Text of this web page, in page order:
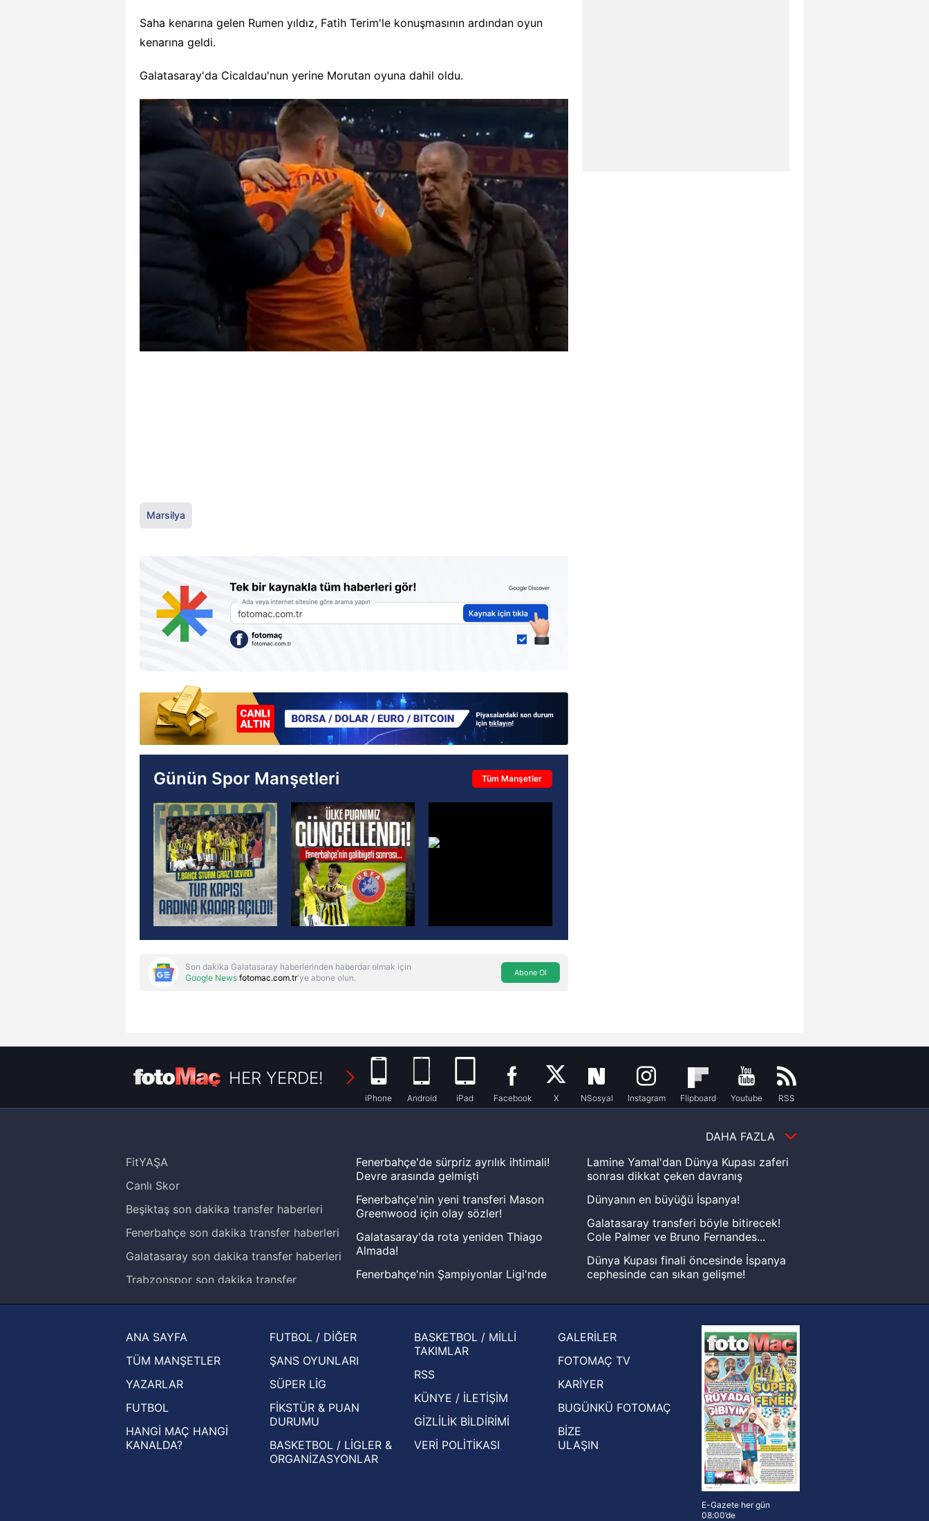
Saha kenarına gelen Rumen yıldız, Fatih Terim'le konuşmasının ardından oyun
kenarına geldi.
Galatasaray'da Cicaldau'nun yerine Morutan oyuna dahil oldu.
Marsilya
Günün Spor Manşetleri Tüm Manşetler
Son dakika Galatasaray haberlerinden haberdar olmak için
Google News fotomac.com.tr'ye abone olun. Abone Ol
HER YERDE!
iPhone Android iPad Facebook X NSosyal Instagram Flipboard Youtube RSS
DAHA FAZLA
FitYAŞA
Canlı Skor
Beşiktaş son dakika transfer haberleri
Fenerbahçe son dakika transfer haberleri
Galatasaray son dakika transfer haberleri
Trabzonspor son dakika transfer
Ziraat Türkiye Kupası haberleri
UEFA Şampiyonlar Ligi haberleri
UEFA Avrupa Ligi haberleri
UEFA Konferans Ligi haberleri
Fenerbahçe'de sürpriz ayrılık ihtimali!
Devre arasında gelmişti
Fenerbahçe'nin yeni transferi Mason
Greenwood için olay sözler!
Galatasaray'da rota yeniden Thiago
Almada!
Fenerbahçe'nin Şampiyonlar Ligi'nde
Zabrze'yi elerlerse...
basından gündem olan manşetler!
Beşiktaş'ın UEFA Avrupa Ligi'nde 3. Ön
Eleme Turu muhtemel rakipleri belli oldu!
Lamine Yamal'dan Dünya Kupası zaferi
sonrası dikkat çeken davranış
Dünyanın en büyüğü İspanya!
Galatasaray transferi böyle bitirecek!
Cole Palmer ve Bruno Fernandes...
Dünya Kupası finali öncesinde İspanya
cephesinde can sıkan gelişme!
Hernan Crespo, Meksika Ligi
ekiplerinden Atlas'ın yeni teknik direktörü
oldu
ANA SAYFA
TÜM MANŞETLER
YAZARLAR
FUTBOL
HANGİ MAÇ HANGİ
KANALDA?
FUTBOL / DİĞER
ŞANS OYUNLARI
SÜPER LİG
FİKSTÜR & PUAN
DURUMU
BASKETBOL / LİGLER &
ORGANİZASYONLAR
BASKETBOL / MİLLİ
TAKIMLAR
RSS
KÜNYE / İLETİŞİM
GİZLİLİK BİLDİRİMİ
VERİ POLİTİKASI
GALERİLER
FOTOMAÇ TV
KARİYER
BUGÜNKÜ FOTOMAÇ
BİZE
ULAŞIN
E-Gazete her gün
08:00’de